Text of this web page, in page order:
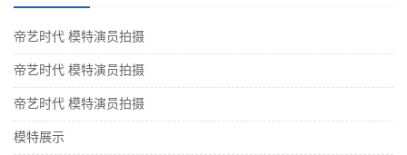
帝艺时代 模特演员拍摄
帝艺时代 模特演员拍摄
帝艺时代 模特演员拍摄
模特展示